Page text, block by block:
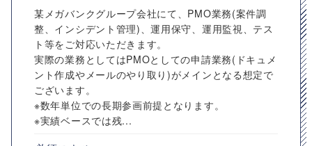
某メガバンクグループ会社にて、PMO業務(案件調
整、インシデント管理)、運用保守、運用監視、テス
ト等をご対応いただきます。
実際の業務としてはPMOとしての申請業務(ドキュメ
ント作成やメールのやり取り)がメインとなる想定で
ございます。
※数年単位での長期参画前提となります。
※実績ベースでは残...